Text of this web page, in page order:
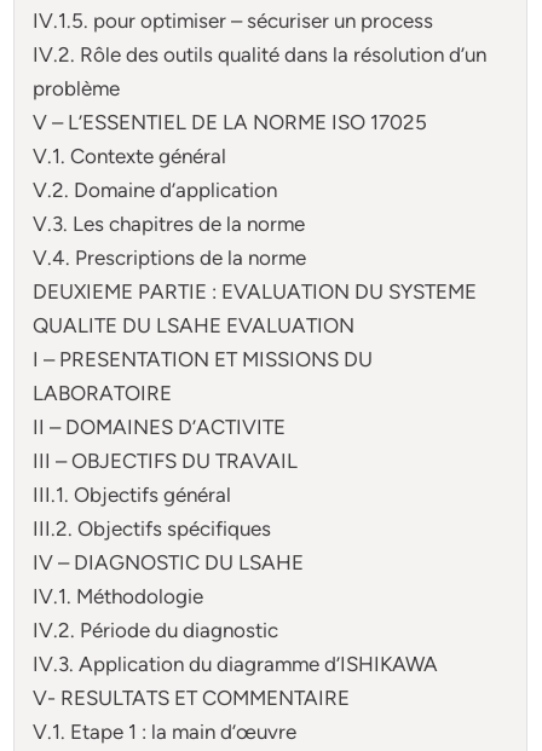
IV.1.5. pour optimiser – sécuriser un process
IV.2. Rôle des outils qualité dans la résolution d’un
problème
V – L’ESSENTIEL DE LA NORME ISO 17025
V.1. Contexte général
V.2. Domaine d’application
V.3. Les chapitres de la norme
V.4. Prescriptions de la norme
DEUXIEME PARTIE : EVALUATION DU SYSTEME
QUALITE DU LSAHE EVALUATION
I – PRESENTATION ET MISSIONS DU
LABORATOIRE
II – DOMAINES D’ACTIVITE
III – OBJECTIFS DU TRAVAIL
III.1. Objectifs général
III.2. Objectifs spécifiques
IV – DIAGNOSTIC DU LSAHE
IV.1. Méthodologie
IV.2. Période du diagnostic
IV.3. Application du diagramme d’ISHIKAWA
V- RESULTATS ET COMMENTAIRE
V.1. Etape 1 : la main d’œuvre